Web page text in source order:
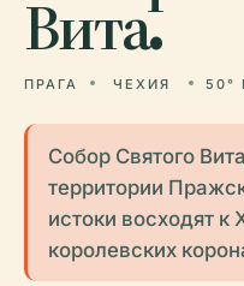
Вита.
ПРАГА ЧЕХИЯ 50°
Собор Святого
территории
истоки восходят
королевских